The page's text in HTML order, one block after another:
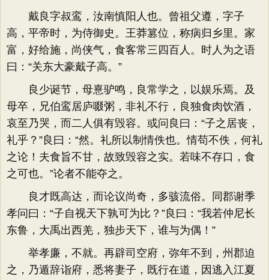
戴良字叔鸾，汝南慎阳人也。曾祖父遵，字子
高，平帝时，为侍御史。王莽篡位，称病归乡里。家
富，好给施，尚侠气，食客常三四百人。时人为之语
曰：“关东大豪戴子高。”
良少诞节，母憙驴鸣，良常学之，以娱乐焉。及
母卒，兄伯鸾居庐啜粥，非礼不行，良独食肉饮酒，
哀至乃哭，而二人俱有毁容。或问良曰：“子之居丧，
礼乎？”良曰：“然。礼所以制情佚也。情苟不佚，何礼
之论！夫食旨不甘，故致毁容之实。若味不存口，食
之可也。”论者不能夺之。
良才既高达，而论议尚奇，多骇流俗。同郡谢季
孝问曰：“子自视天下孰可为比？”良曰：“我若仲尼长
东鲁，大禹出西羌，独步天下，谁与为偶！”
举孝廉，不就。再辟司空府，弥年不到，州郡迫
之，乃遁辞诣府，悉将妻子，既行在道，因逃入江夏